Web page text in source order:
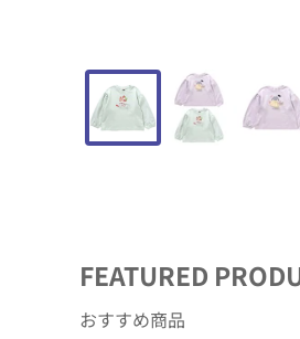
ー
メ
開
くFEATURED
おすすめ商品